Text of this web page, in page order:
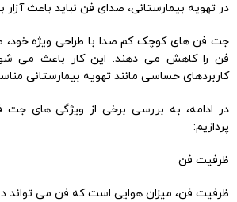
در تهویه بیمارستانی، صدای فن نباید باعث آزار
جت فن های کوچک کم صدا با طراحی ویژه
فن را کاهش می دهند. این کار باعث می
کاربردهای حساسی مانند تهویه بیمارستانی
در ادامه، به بررسی برخی از ویژگی های
پردازیم:
ظرفیت فن
ظرفیت فن، میزان هوایی است که فن می تواند